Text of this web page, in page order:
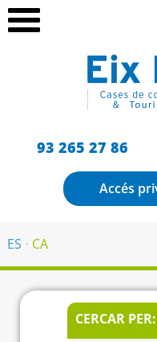
93 265 27 86
Accés
ES CA
CERCAR PER: